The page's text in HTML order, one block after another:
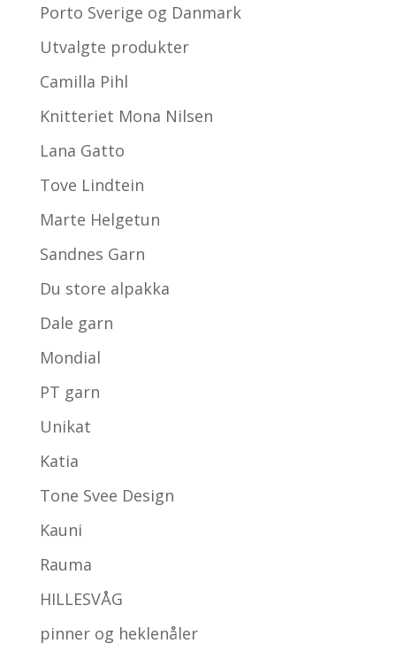
Porto Sverige og Danmark
Utvalgte produkter
Camilla Pihl
Knitteriet Mona Nilsen
Lana Gatto
Tove Lindtein
Marte Helgetun
Sandnes Garn
Du store alpakka
Dale garn
Mondial
PT garn
Unikat
Katia
Tone Svee Design
Kauni
Rauma
HILLESVÅG
pinner og heklenåler